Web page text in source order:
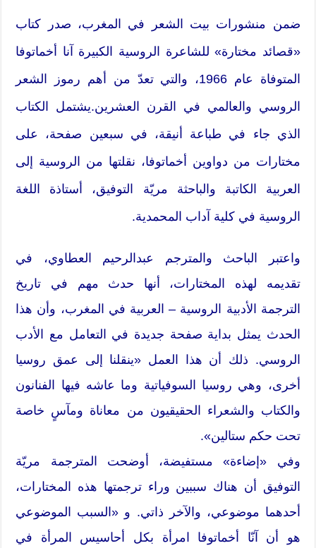
ضمن منشورات بيت الشعر في المغرب، صدر كتاب
«قصائد مختارة» للشاعرة الروسية الكبيرة آنا أخماتوفا
المتوفاة عام 1966، والتي تعدّ من أهم رموز الشعر
الروسي والعالمي في القرن العشرين.يشتمل الكتاب
الذي جاء في طباعة أنيقة، في سبعين صفحة، على
مختارات من دواوين أخماتوفا، نقلتها من الروسية إلى
العربية الكاتبة والباحثة مريّة التوفيق، أستاذة اللغة
الروسية في كلية آداب المحمدية.
واعتبر الباحث والمترجم عبدالرحيم العطاوي، في
تقديمه لهذه المختارات، أنها حدث مهم في تاريخ
الترجمة الأدبية الروسية – العربية في المغرب، وأن هذا
الحدث يمثل بداية صفحة جديدة في التعامل مع الأدب
الروسي. ذلك أن هذا العمل «ينقلنا إلى عمق روسيا
أخرى، وهي روسيا السوفياتية وما عاشه فيها الفنانون
والكتاب والشعراء الحقيقيون من معاناة ومآسٍ خاصة
تحت حكم ستالين».
وفي «إضاءة» مستفيضة، أوضحت المترجمة مريّة
التوفيق أن هناك سببين وراء ترجمتها هذه المختارات،
أحدهما موضوعي، والآخر ذاتي. و «السبب الموضوعي
هو أن آنّا أخماتوفا امرأة بكل أحاسيس المرأة في